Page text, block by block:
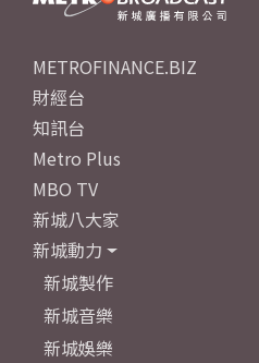
METROFINANCE.BIZ
財經台
知訊台
Metro Plus
MBO TV
新城八大家
新城動力
新城製作
新城音樂
新城娛樂